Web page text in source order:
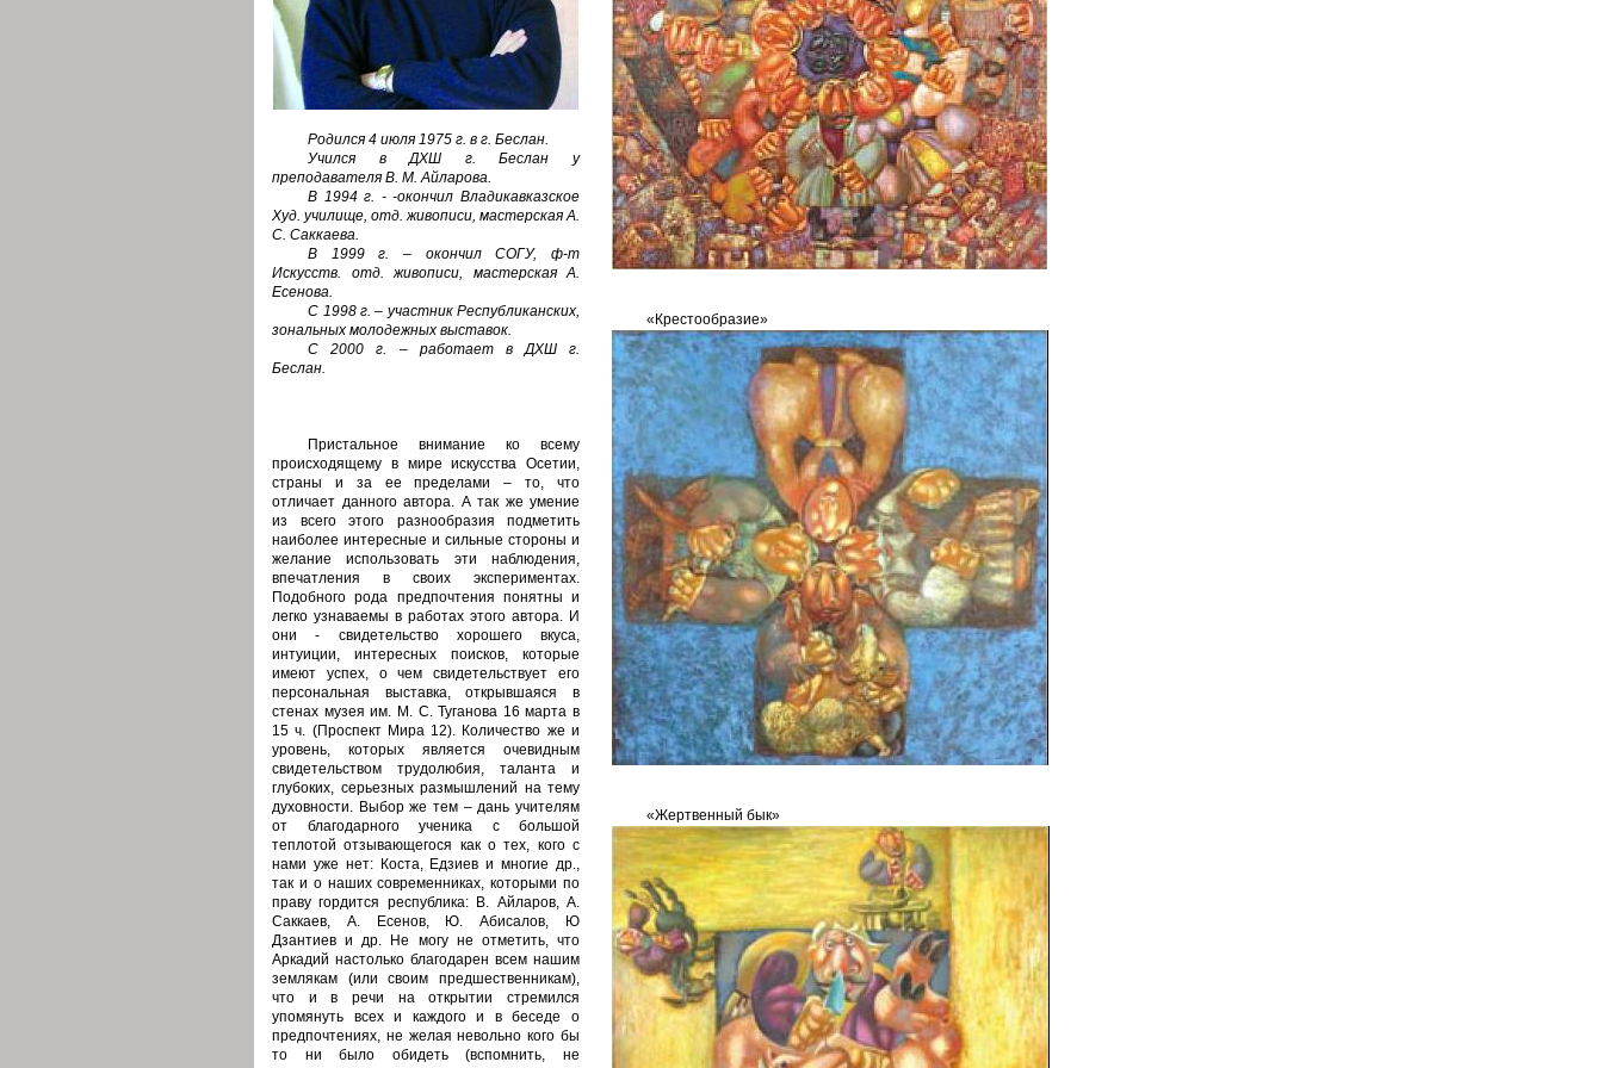
Родился 4 июля 1975 г. в г. Беслан.
Учился в ДХШ г. Беслан у
преподавателя В. М. Айларова.
В 1994 г. - -окончил Владикавказское
Худ. училище, отд. живописи, мастерская А.
С. Саккаева.
В 1999 г. – окончил СОГУ, ф-т
Искусств. отд. живописи, мастерская А.
Есенова.
С 1998 г. – участник Республиканских,
зональных молодежных выставок.
С 2000 г. – работает в ДХШ г.
Беслан.
Пристальное внимание ко всему
происходящему в мире искусства Осетии,
страны и за ее пределами – то, что
отличает данного автора. А так же умение
из всего этого разнообразия подметить
наиболее интересные и сильные стороны и
желание использовать эти наблюдения,
впечатления в своих экспериментах.
Подобного рода предпочтения понятны и
легко узнаваемы в работах этого автора. И
они - свидетельство хорошего вкуса,
интуиции, интересных поисков, которые
имеют успех, о чем свидетельствует его
персональная выставка, открывшаяся в
стенах музея им. М. С. Туганова 16 марта в
15 ч. (Проспект Мира 12). Количество же и
уровень, которых является очевидным
свидетельством трудолюбия, таланта и
глубоких, серьезных размышлений на тему
духовности. Выбор же тем – дань учителям
от благодарного ученика с большой
теплотой отзывающегося как о тех, кого с
нами уже нет: Коста, Едзиев и многие др.,
так и о наших современниках, которыми по
праву гордится республика: В. Айларов, А.
Саккаев, А. Есенов, Ю. Абисалов, Ю
Дзантиев и др. Не могу не отметить, что
Аркадий настолько благодарен всем нашим
землякам (или своим предшественникам),
что и в речи на открытии стремился
упомянуть всех и каждого и в беседе о
предпочтениях, не желая невольно кого бы
то ни было обидеть (вспомнить, не
«Крестообразие»
«Жертвенный бык»